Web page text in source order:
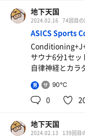
地下天国
2024.02.16 74回目の
ASICS Sports
サウナ6分1セッ
自律神経とカラ
男 90℃
0
地下天国
2024.02.13 139回目